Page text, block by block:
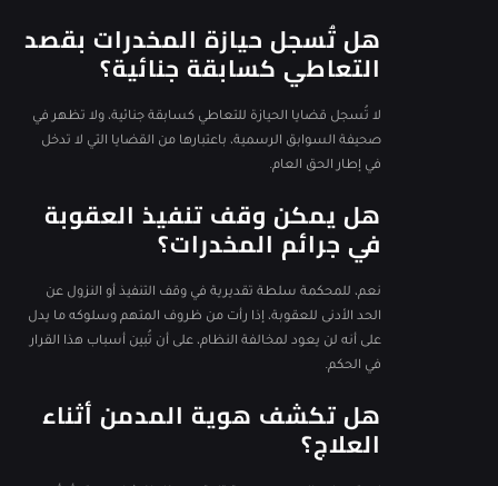
هل تُسجل حيازة المخدرات بقصد
التعاطي كسابقة جنائية؟
لا تُسجل قضايا الحيازة للتعاطي كسابقة جنائية، ولا تظهر في
صحيفة السوابق الرسمية، باعتبارها من القضايا التي لا تدخل
في إطار الحق العام.
هل يمكن وقف تنفيذ العقوبة
في جرائم المخدرات؟
نعم، للمحكمة سلطة تقديرية في وقف التنفيذ أو النزول عن
الحد الأدنى للعقوبة، إذا رأت من ظروف المتهم وسلوكه ما يدل
على أنه لن يعود لمخالفة النظام، على أن تُبين أسباب هذا القرار
في الحكم.
هل تكشف هوية المدمن أثناء
العلاج؟